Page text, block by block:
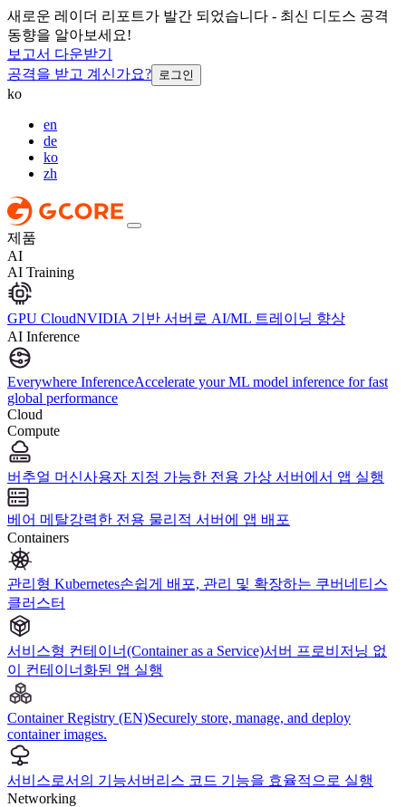
새로운 레이더 리포트가 발간 되었습니다 - 최신 디도스 공격
동향을 알아보세요!
보고서 다운받기
공격을 받고 계신가요? 로그인
ko
en
de
ko
zh
제품
AI
AI Training
GPU CloudNVIDIA 기반 서버로 AI/ML 트레이닝 향상
AI Inference
Everywhere InferenceAccelerate your ML model inference for fast
global performance
Cloud
Compute
버추얼 머신사용자 지정 가능한 전용 가상 서버에서 앱 실행
베어 메탈강력한 전용 물리적 서버에 앱 배포
Containers
관리형 Kubernetes손쉽게 배포, 관리 및 확장하는 쿠버네티스
클러스터
서비스형 컨테이너(Container as a Service)서버 프로비저닝 없
이 컨테이너화된 앱 실행
Container Registry (EN)Securely store, manage, and deploy
container images.
서비스로서의 기능서버리스 코드 기능을 효율적으로 실행
Networking